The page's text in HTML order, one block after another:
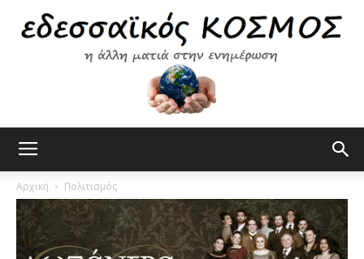
Κόσμος
Αρχική Πολιτισμός